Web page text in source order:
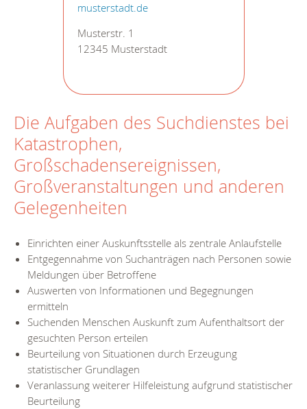
musterstadt.de
Musterstr. 1
12345 Musterstadt
Die Aufgaben des Suchdienstes bei
Katastrophen,
Großschadensereignissen,
Großveranstaltungen und anderen
Gelegenheiten
Einrichten einer Auskunftsstelle als zentrale Anlaufstelle
Entgegennahme von Suchanträgen nach Personen sowie
Meldungen über Betroffene
Auswerten von Informationen und Begegnungen
ermitteln
Suchenden Menschen Auskunft zum Aufenthaltsort der
gesuchten Person erteilen
Beurteilung von Situationen durch Erzeugung
statistischer Grundlagen
Veranlassung weiterer Hilfeleistung aufgrund statistischer
Beurteilung